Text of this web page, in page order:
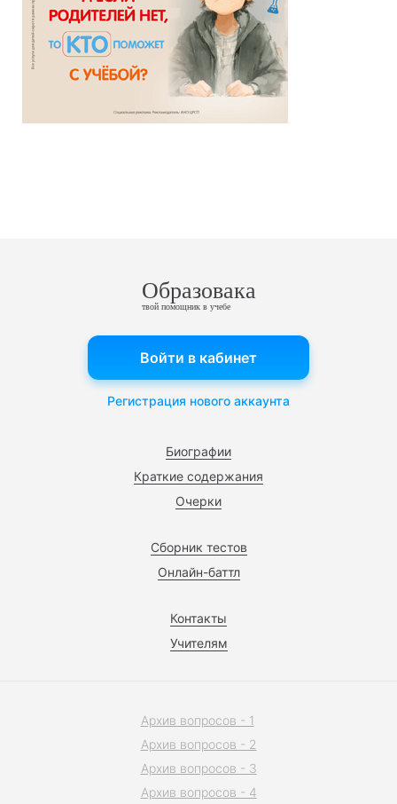
Образовака
твой помощник в учебе
Биографии
Краткие содержания
Очерки
Сборник тестов
Онлайн-баттл
Контакты
Учителям
Войти в кабинет
Регистрация нового аккаунта
Архив вопросов - 1
Архив вопросов - 2
Архив вопросов - 3
Архив вопросов - 4